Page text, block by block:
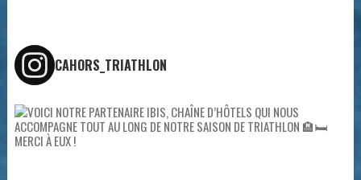
CAHORS_TRIATHLON